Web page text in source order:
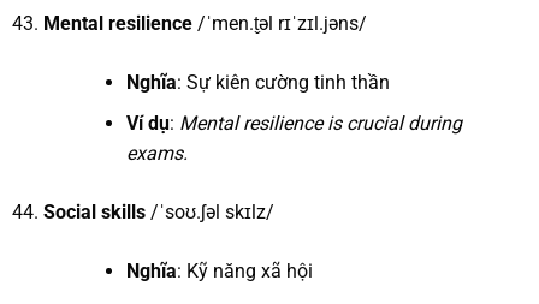
Mental resilience/ˈmen.t̬əl rɪˈzɪl.jəns/
Nghĩa: Sự kiên cường tinh thần
Ví dụ: Mental resilience is crucial during
exams.
Social skills/ˈsoʊ.ʃəl skɪlz/
Nghĩa: Kỹ năng xã hội